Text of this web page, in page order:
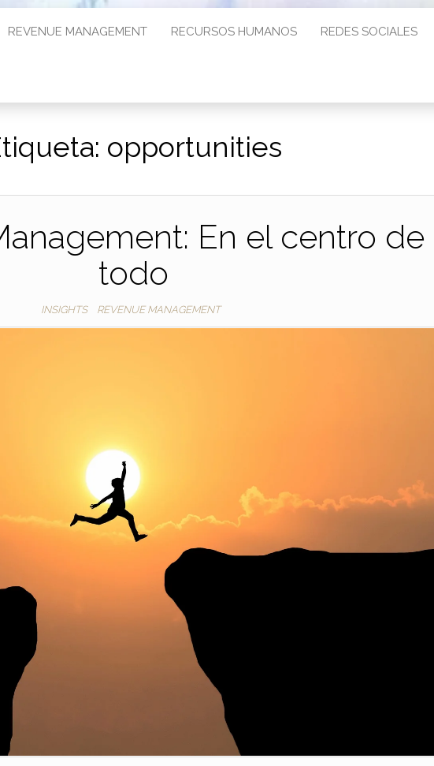
REVENUE MANAGEMENT RECURSOS HUMANOS REDES SOCIALES
opportunities
En el centro de
todo
INSIGHTS REVENUE MANAGEMENT